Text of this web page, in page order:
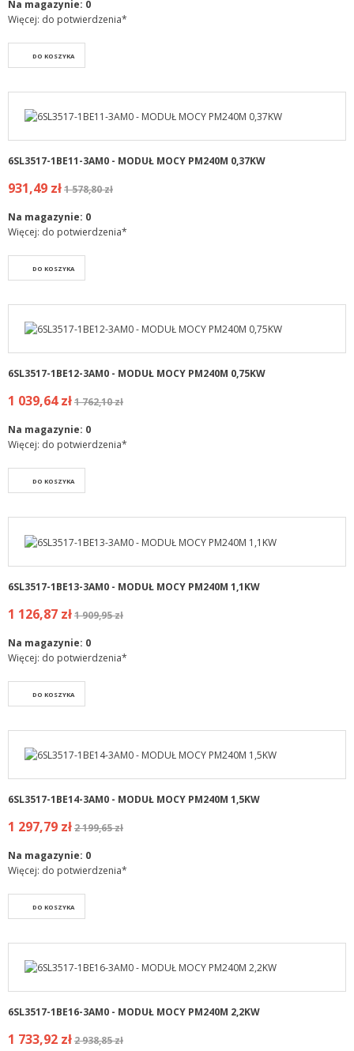
Na magazynie: 0
Więcej: do potwierdzenia*
DO KOSZYKA
6SL3517-1BE11-3AM0 - MODUŁ MOCY PM240M 0,37KW
931,49 zł1 578,80 zł
Na magazynie: 0
Więcej: do potwierdzenia*
DO KOSZYKA
6SL3517-1BE12-3AM0 - MODUŁ MOCY PM240M 0,75KW
1 039,64 zł1 762,10 zł
Na magazynie: 0
Więcej: do potwierdzenia*
DO KOSZYKA
6SL3517-1BE13-3AM0 - MODUŁ MOCY PM240M 1,1KW
1 126,87 zł1 909,95 zł
Na magazynie: 0
Więcej: do potwierdzenia*
DO KOSZYKA
6SL3517-1BE14-3AM0 - MODUŁ MOCY PM240M 1,5KW
1 297,79 zł2 199,65 zł
Na magazynie: 0
Więcej: do potwierdzenia*
DO KOSZYKA
6SL3517-1BE16-3AM0 - MODUŁ MOCY PM240M 2,2KW
1 733,92 zł2 938,85 zł